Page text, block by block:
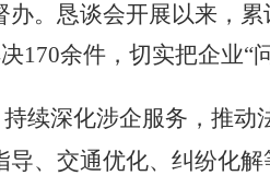
办。恳谈会开展以来，
170余件 ，切实把企业“
续深化涉企服务，推
、交通优化、 纠纷化解